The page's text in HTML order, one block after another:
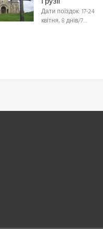
Дати поїздок: 17-24
квітня, 8 днів/7…